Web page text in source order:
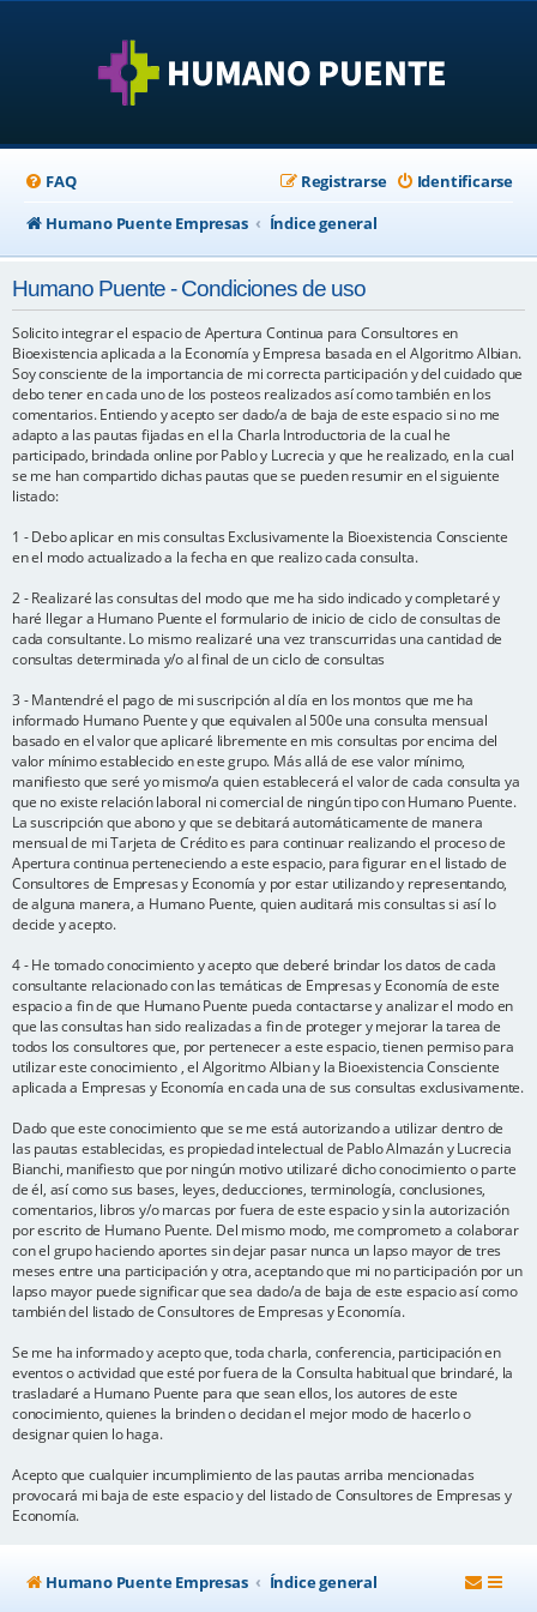
FAQ Identificarse
Registrarse
Humano Puente Empresas
Índice general
Humano Puente - Condiciones de uso
Solicito integrar el espacio de Apertura Continua para Consultores en
Bioexistencia aplicada a la Economía y Empresa basada en el Algoritmo Albian.
Soy consciente de la importancia de mi correcta participación y del cuidado que
debo tener en cada uno de los posteos realizados así como también en los
comentarios. Entiendo y acepto ser dado/a de baja de este espacio si no me
adapto a las pautas fijadas en el la Charla Introductoria de la cual he
participado, brindada online por Pablo y Lucrecia y que he realizado, en la cual
se me han compartido dichas pautas que se pueden resumir en el siguiente
listado:
1 - Debo aplicar en mis consultas Exclusivamente la Bioexistencia Consciente
en el modo actualizado a la fecha en que realizo cada consulta.
2 - Realizaré las consultas del modo que me ha sido indicado y completaré y
haré llegar a Humano Puente el formulario de inicio de ciclo de consultas de
cada consultante. Lo mismo realizaré una vez transcurridas una cantidad de
consultas determinada y/o al final de un ciclo de consultas
3 - Mantendré el pago de mi suscripción al día en los montos que me ha
informado Humano Puente y que equivalen al 500e una consulta mensual
basado en el valor que aplicaré libremente en mis consultas por encima del
valor mínimo establecido en este grupo. Más allá de ese valor mínimo,
manifiesto que seré yo mismo/a quien establecerá el valor de cada consulta ya
que no existe relación laboral ni comercial de ningún tipo con Humano Puente.
La suscripción que abono y que se debitará automáticamente de manera
mensual de mi Tarjeta de Crédito es para continuar realizando el proceso de
Apertura continua perteneciendo a este espacio, para figurar en el listado de
Consultores de Empresas y Economía y por estar utilizando y representando,
de alguna manera, a Humano Puente, quien auditará mis consultas si así lo
decide y acepto.
4 - He tomado conocimiento y acepto que deberé brindar los datos de cada
consultante relacionado con las temáticas de Empresas y Economía de este
espacio a fin de que Humano Puente pueda contactarse y analizar el modo en
que las consultas han sido realizadas a fin de proteger y mejorar la tarea de
todos los consultores que, por pertenecer a este espacio, tienen permiso para
utilizar este conocimiento , el Algoritmo Albian y la Bioexistencia Consciente
aplicada a Empresas y Economía en cada una de sus consultas exclusivamente.
Dado que este conocimiento que se me está autorizando a utilizar dentro de
las pautas establecidas, es propiedad intelectual de Pablo Almazán y Lucrecia
Bianchi, manifiesto que por ningún motivo utilizaré dicho conocimiento o parte
de él, así como sus bases, leyes, deducciones, terminología, conclusiones,
comentarios, libros y/o marcas por fuera de este espacio y sin la autorización
por escrito de Humano Puente. Del mismo modo, me comprometo a colaborar
con el grupo haciendo aportes sin dejar pasar nunca un lapso mayor de tres
meses entre una participación y otra, aceptando que mi no participación por un
lapso mayor puede significar que sea dado/a de baja de este espacio así como
también del listado de Consultores de Empresas y Economía.
Se me ha informado y acepto que, toda charla, conferencia, participación en
eventos o actividad que esté por fuera de la Consulta habitual que brindaré, la
trasladaré a Humano Puente para que sean ellos, los autores de este
conocimiento, quienes la brinden o decidan el mejor modo de hacerlo o
designar quien lo haga.
Acepto que cualquier incumplimiento de las pautas arriba mencionadas
provocará mi baja de este espacio y del listado de Consultores de Empresas y
Economía.
Humano Puente Empresas Índice general